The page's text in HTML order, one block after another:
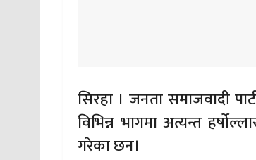
सिरहा । जनता समाजवादी
विभिन्न भागमा अत्यन्त
गरेका छन।